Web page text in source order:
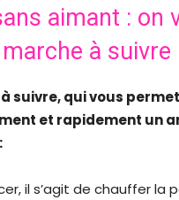
aimant : on
à suivre
suivre, qui vous
et rapidement un
il s’agit de chauffer la